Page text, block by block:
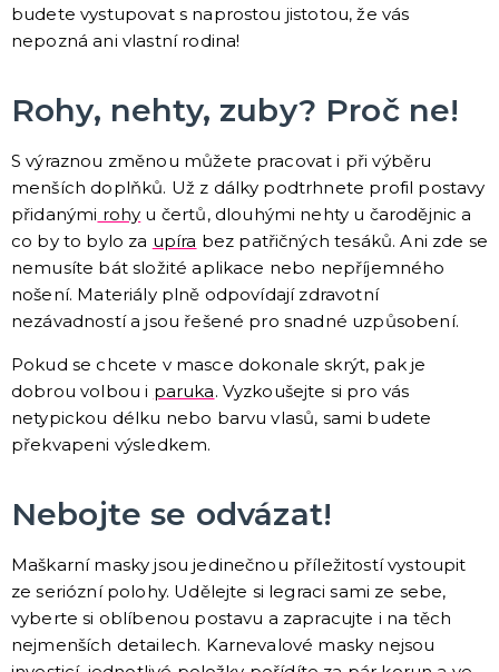
Dětské masky
Škrabošky
Gumové masky
Papírové masky
DALŠÍ KATEGORIE
ORIGINÁLNÍ DÁRKY
Bytové a módní doplňky s potiskem
Šerpy
Nažehlovačky
Trička s potiskem
Dárky pro ženy
Dárky pro muže
Hrníčky
Placky
Papírová přáníčka
DALŠÍ KATEGORIE
PÁRTY DOPLŇKY
Šerpy s potiskem
Svíčky
Dekorační závěsy
Zápichy do dortu
Balónky a svíčky
Helium
Girlandy a dekorace
Svatební dekorace
Narozeninové doplňky a dekorace
Párty nádobí
Párty brčka
Fotokoutek
Dárková balení
Párty pro miminka
Svítící dekorace
Stuhy a stužky
DALŠÍ KATEGORIE
BALÓNKY
Doplňky k balónkům
Hélium
Fóliové balónky
Latexové balónky
Obří balónky
Nafukovací písmena, čísla a znaky
budete vystupovat s naprostou jistotou, že vás
nepozná ani vlastní rodina!
Rohy, nehty, zuby? Proč ne!
S výraznou změnou můžete pracovat i při výběru
menších doplňků. Už z dálky podtrhnete profil postavy
přidanými rohy u čertů, dlouhými nehty u čarodějnic a
co by to bylo za upíra bez patřičných tesáků. Ani zde se
nemusíte bát složité aplikace nebo nepříjemného
nošení. Materiály plně odpovídají zdravotní
nezávadností a jsou řešené pro snadné uzpůsobení.
Pokud se chcete v masce dokonale skrýt, pak je
dobrou volbou i paruka. Vyzkoušejte si pro vás
netypickou délku nebo barvu vlasů, sami budete
překvapeni výsledkem.
Nebojte se odvázat!
Maškarní masky jsou jedinečnou příležitostí vystoupit
ze seriózní polohy. Udělejte si legraci sami ze sebe,
vyberte si oblíbenou postavu a zapracujte i na těch
nejmenších detailech. Karnevalové masky nejsou